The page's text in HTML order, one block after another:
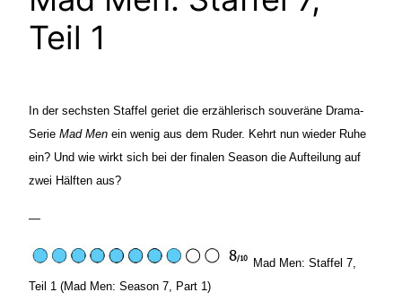
Teil 1
In der sechsten Staffel geriet die erzählerisch souveräne Drama-
Serie Mad Men ein wenig aus dem Ruder. Kehrt nun wieder Ruhe
ein? Und wie wirkt sich bei der finalen Season die Aufteilung auf
zwei Hälften aus?
—
Mad Men: Staffel 7,
Teil 1 (Mad Men: Season 7, Part 1)